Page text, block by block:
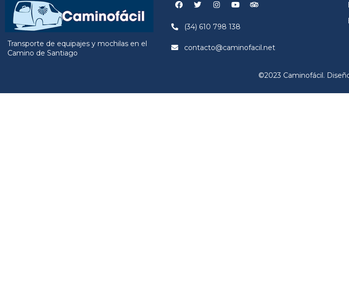
Transporte de equipajes y mochilas en el
Camino de Santiago
(34) 610 798 138
contacto@caminofacil.net
©2023 Caminofácil.